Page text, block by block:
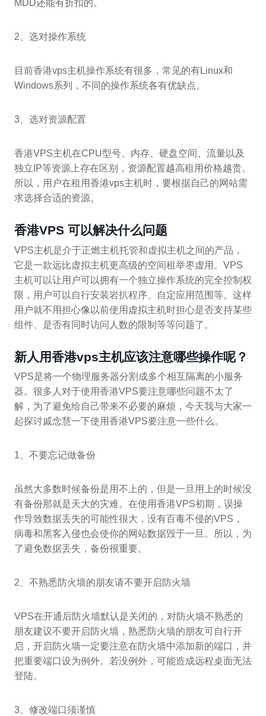
MDD还能有折扣的。
2、选对操作系统
目前香港vps主机操作系统有很多，常见的有Linux和
Windows系列，不同的操作系统各有优缺点。
3、选对资源配置
香港VPS主机在CPU型号、内存、硬盘空间、流量以及
独立IP等资源上存在区别，资源配置越高租用价格越贵。
所以，用户在租用香港vps主机时，要根据自己的网站需
求选择合适的资源。
香港VPS 可以解决什么问题
VPS主机是介于正燃主机托管和虚拟主机之间的产品，
它是一款远比虚拟主机更高级的空间租举枣虚用。VPS
主机可以让用户可以拥有一个独立操作系统的完全控制权
限，用户可以自行安装岩扒程序、自定应用范围等。这样
用户就不用担心像以前使用虚拟主机时担心是否支持某些
组件、是否有同时访问人数的限制等等问题了。
新人用香港vps主机应该注意哪些操作呢？
VPS是将一个物理服务器分割成多个相互隔离的小服务
器。很多人对于使用香港VPS要注意哪些问题不太了
解，为了避免给自己带来不必要的麻烦，今天我与大家一
起探讨戚念慧一下使用香港VPS要注意一些什么。
1、不要忘记做备份
虽然大多数时候备份是用不上的，但是一旦用上的时候没
有备份那就是天大的灾难。在使用香港VPS初期，误操
作导致数据丢失的可能性很大，没有百毒不侵的VPS，
病毒和黑客入侵也会使你的网站数据毁于一旦。所以，为
了避免数据丢失，备份很重要。
2、不熟悉防火墙的朋友请不要开启防火墙
VPS在开通后防火墙默认是关闭的，对防火墙不熟悉的
朋友建议不要开启防火墙，熟悉防火墙的朋友可自行开
启，开启防火墙一定要注意在防火墙中添加新的端口，并
把重要端口设为例外。若没例外，可能造成远程桌面无法
登陆。
3、修改端口须谨慎